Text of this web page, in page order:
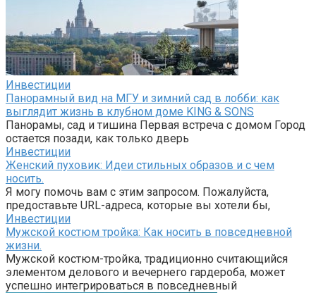
Инвестиции
Панорамный вид на МГУ и зимний сад в лобби: как
выглядит жизнь в клубном доме KING & SONS
Панорамы, сад и тишина Первая встреча с домом Город
остается позади, как только дверь
Инвестиции
Женский пуховик: Идеи стильных образов и с чем
носить.
Я могу помочь вам с этим запросом. Пожалуйста,
предоставьте URL-адреса, которые вы хотели бы,
Инвестиции
Мужской костюм тройка: Как носить в повседневной
жизни.
Мужской костюм-тройка, традиционно считающийся
элементом делового и вечернего гардероба, может
успешно интегрироваться в повседневный